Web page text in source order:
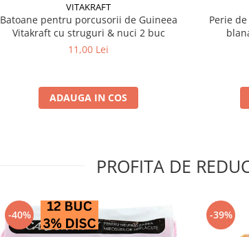
VITAKRAFT
Batoane pentru porcusorii de Guineea
Vitakraft cu struguri & nuci 2 buc
11,00 Lei
ADAUGA IN COS
Perie
PROFITA DE
-40% -39%